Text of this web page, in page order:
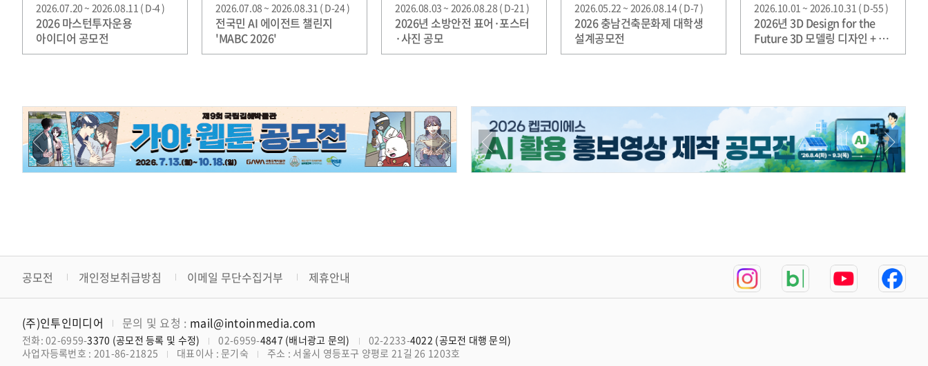
2026.07.20 ~ 2026.08.11 ( D-4 )
2026 마스턴투자운용
아이디어 공모전
2026.07.08 ~ 2026.08.31 ( D-24 )
전국민 AI 에이전트 챌린지
'MABC 2026'
2026.08.03 ~ 2026.08.28 ( D-21 )
2026년 소방안전 표어·포스터
·사진 공모
2026.05.22 ~ 2026.08.14 ( D-7 )
2026 충남건축문화제 대학생
설계공모전
2026.10.01 ~ 2026.10.31 ( D-55 )
2026년 3D Design for the
Future 3D 모델링 디자인 + AI
활용 공모전
공모전 개인정보취급방침 이메일 무단수집거부 제휴안내
(주)인투인미디어 문의 및 요청 : mail@intoinmedia.com
전화: 02-6959-3370 (공모전 등록 및 수정) 02-6959-4847 (배너광고 문의) 02-2233-4022 (공모전 대행 문의)
사업자등록번호 : 201-86-21825
대표이사 : 문기숙 주소 : 서울시 영등포구 양평로 21길 26 1203호